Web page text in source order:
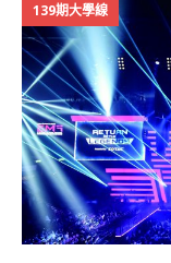
139期大學線